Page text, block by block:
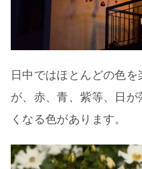
日中ではほとんどの色
が、赤、青、紫等、日が
くなる色があります。